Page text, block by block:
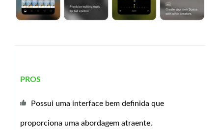
PROS
Possui uma interface bem definida que
proporciona uma abordagem atraente.